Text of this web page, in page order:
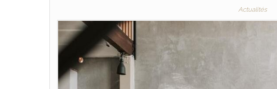
Actualités